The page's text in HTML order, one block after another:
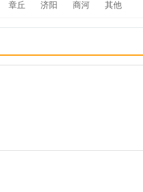
章丘 济阳 商河 其他